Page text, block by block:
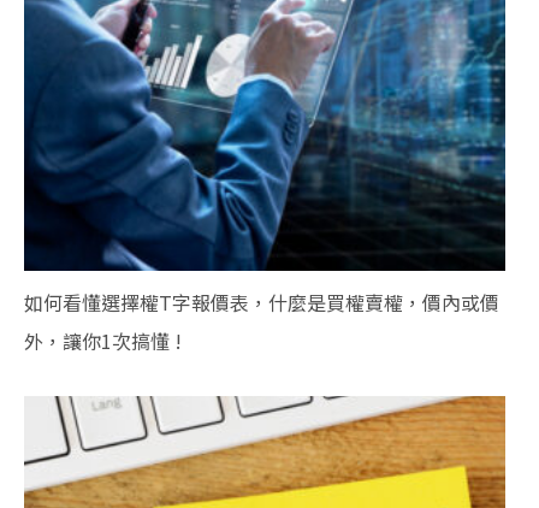
如何看懂選擇權T字報價表，什麼是買權賣權，價內或價
外，讓你1次搞懂 !